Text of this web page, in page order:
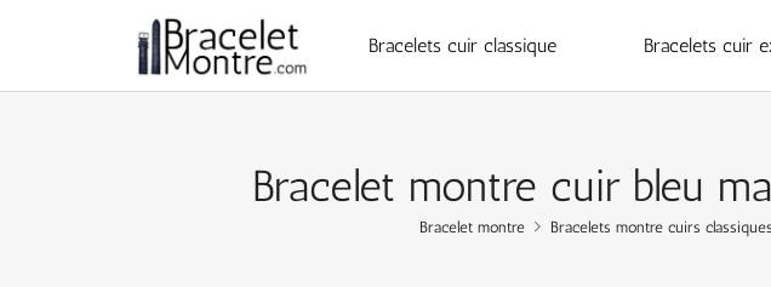
Bracelets cuir classique Bracelets cuir
Bracelet montre cuir bleu
Bracelet montre Bracelets montre cuirs classiques